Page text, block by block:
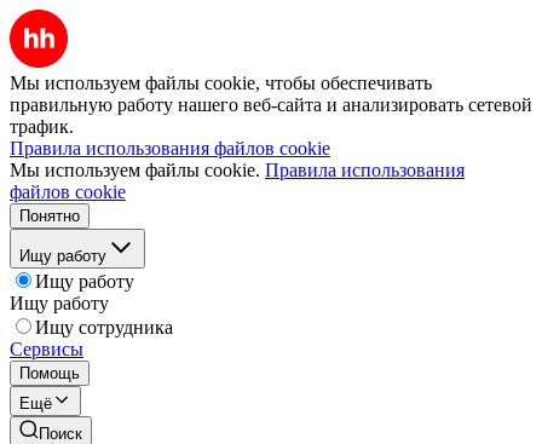
Мы используем файлы cookie, чтобы обеспечивать
правильную работу нашего веб-сайта и анализировать сетевой
трафик.
Правила использования файлов cookie
Мы используем файлы cookie. Правила использования
файлов cookie
Понятно
Ищу работу
Ищу работу
Ищу работу
Ищу сотрудника
Сервисы
Помощь
Ещё
Поиск